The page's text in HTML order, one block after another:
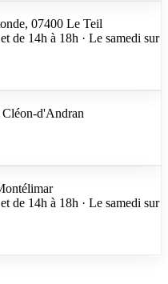
07400 Le Teil
de 14h à 18h · Le samedi sur
Cléon-d'Andran
de 14h à 18h · Le samedi sur